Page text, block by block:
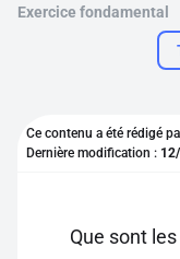
Parcourir
Se connecter
Pour
Exercice fondamental
Ce contenu a été rédigé
Dernière modification :
Que sont